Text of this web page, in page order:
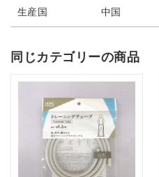
生産国 中国
同じカテゴリーの商品